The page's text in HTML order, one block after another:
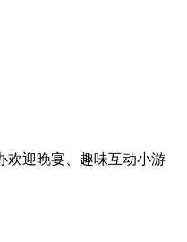
欢迎晚宴、趣味互动小游